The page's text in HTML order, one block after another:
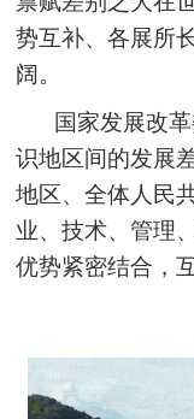
势互补、各展所
阔。
国家发展改
识地区间的发展
地区、全体人民
业、技术、管理
优势紧密结合，